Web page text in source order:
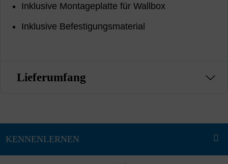
Inklusive Montageplatte für Wallbox
Inklusive Befestigungsmaterial
Lieferumfang